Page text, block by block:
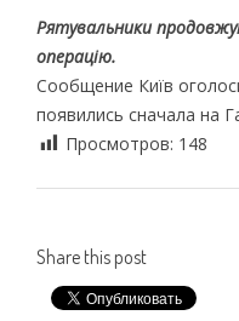
Рятувальники
операцію.
Сообщение Київ
появились сначала на
Просмотров: 148
Share this post